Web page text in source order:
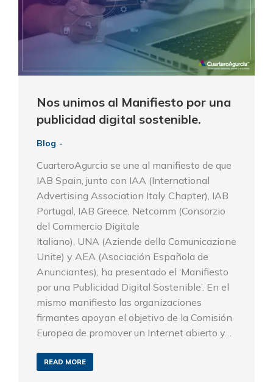
Nos unimos al Manifiesto por una
publicidad digital sostenible.
Blog
CuarteroAgurcia se une al manifiesto de que
IAB Spain, junto con IAA (International
Advertising Association Italy Chapter), IAB
Portugal, IAB Greece, Netcomm (Consorzio
del Commercio Digitale
Italiano), UNA (Aziende della Comunicazione
Unite) y AEA (Asociación Española de
Anunciantes), ha presentado el ‘Manifiesto
por una Publicidad Digital Sostenible’. En el
mismo manifiesto las organizaciones
firmantes apoyan el objetivo de la Comisión
Europea de promover un Internet abierto y…
READ MORE